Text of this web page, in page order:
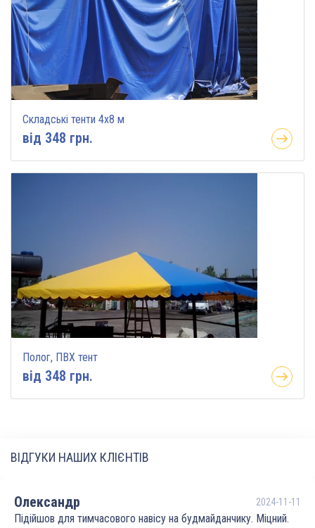
Складські тенти 4х8 м
вiд 348 грн.
Полог, ПВХ тент
вiд 348 грн.
ВІДГУКИ НАШИХ КЛІЄНТІВ
Олександр 2024-11-11
Підійшов для тимчасового навісу на будмайданчику. Міцний.